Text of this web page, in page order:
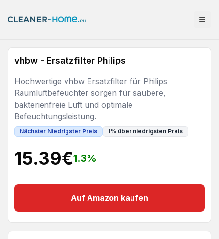
vhbw - Ersatzfilter Philips
Hochwertige vhbw Ersatzfilter für Philips
Raumluftbefeuchter sorgen für saubere,
bakterienfreie Luft und optimale
Befeuchtungsleistung.
Nächster Niedrigster Preis 1% über niedrigsten Preis
15.39€1.3%
Auf Amazon kaufen